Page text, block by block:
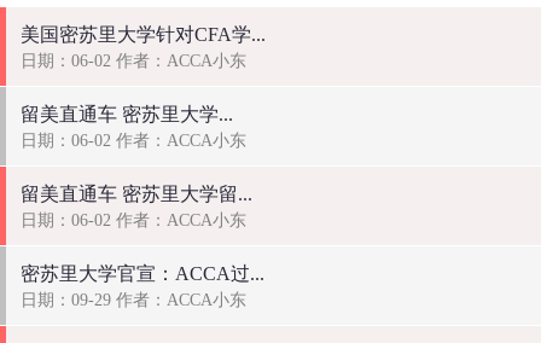
美国密苏里大学针对CFA学...
日期：06-02 作者：ACCA小东
留美直通车 密苏里大学...
日期：06-02 作者：ACCA小东
留美直通车 密苏里大学留...
日期：06-02 作者：ACCA小东
密苏里大学官宣：ACCA过...
日期：09-29 作者：ACCA小东